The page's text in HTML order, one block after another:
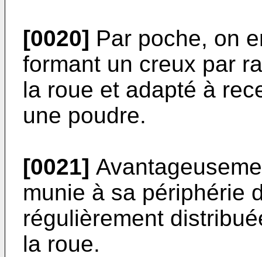
[0020] Par poche, on
formant un creux par
la roue et adapté à
une poudre.
[0021]
munie à sa périphérie
régulièrement
la roue.